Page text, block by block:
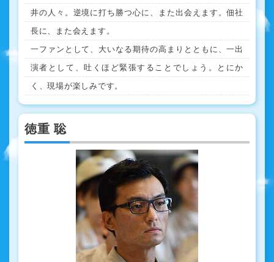
井の人々。逆境に打ち勝つ心に、また出会えます。佃社
長に、また会えます。
一ファンとして、大いなる期待の高まりとともに、一出
演者として、吐くほど緊張することでしょう。とにか
く、現場が楽しみです。
徳重 聡